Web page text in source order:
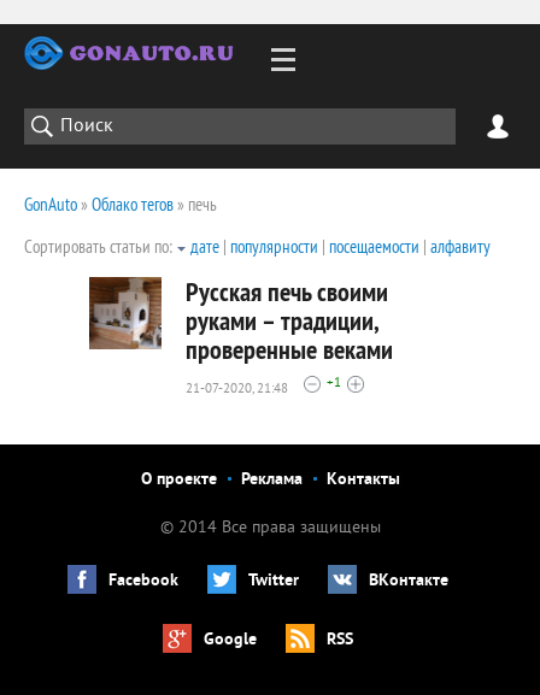
GonAuto» Облако тегов» печь
Сортировать статьи по:
дате | популярности | посещаемости | алфавиту
Русская печь своими
руками – традиции,
проверенные веками
21-07-2020, 21:48 +1
О проекте Реклама Контакты
© 2014 Все права защищены
Facebook Twitter ВКонтакте
Google RSS